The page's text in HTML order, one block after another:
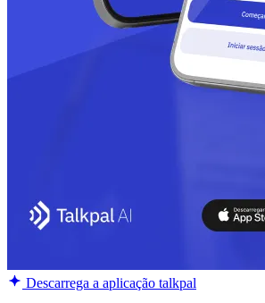
Descarrega a aplicação talkpal